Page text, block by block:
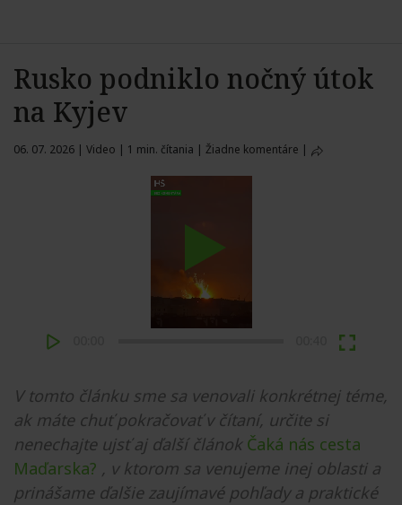
Rusko podniklo nočný útok
na Kyjev
06. 07. 2026 | Video | 1 min. čítania | Žiadne komentáre |
V tomto článku sme sa venovali konkrétnej téme,
ak máte chuť pokračovať v čítaní, určite si
nenechajte ujsť aj ďalší článok Čaká nás cesta
Maďarska? , v ktorom sa venujeme inej oblasti a
prinášame ďalšie zaujímavé pohľady a praktické